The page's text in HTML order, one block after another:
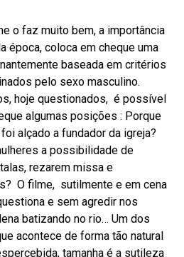
o faz muito bem, a importância
época, coloca em cheque uma
baseada em critérios
pelo sexo masculino.
hoje questionados, é possível
algumas posições : Porque
alçado a fundador da igreja?
a possibilidade de
rezarem missa e
O filme, sutilmente e em cena
e sem agredir nos
batizando no rio… Um dos
acontece de forma tão natural
tamanha é a sutileza